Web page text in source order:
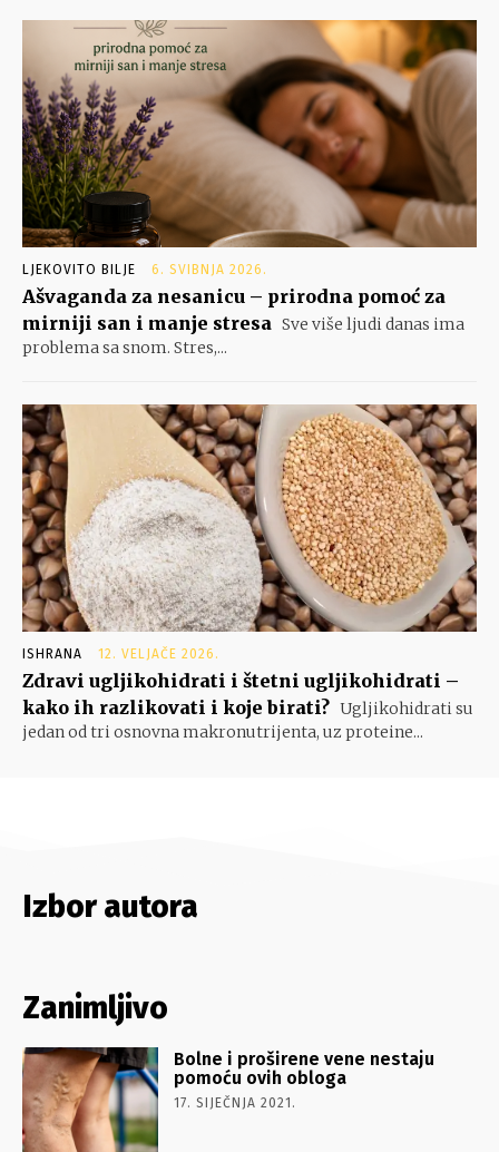
LJEKOVITO BILJE 6. SVIBNJA 2026.
Ašvaganda za nesanicu – prirodna pomoć za
mirniji san i manje stresa Sve više ljudi danas ima
problema sa snom. Stres,...
ISHRANA 12. VELJAČE 2026.
Zdravi ugljikohidrati i štetni ugljikohidrati –
kako ih razlikovati i koje birati? Ugljikohidrati su
jedan od tri osnovna makronutrijenta, uz proteine...
Izbor autora
Zanimljivo
Bolne i proširene vene nestaju
pomoću ovih obloga
17. SIJEČNJA 2021.